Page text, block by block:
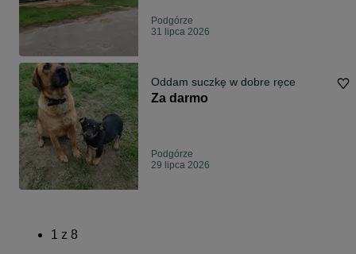
Podgórze
31 lipca 2026
Oddam suczkę w dobre ręce
Za darmo
Podgórze
29 lipca 2026
1 z 8